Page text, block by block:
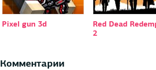
Pixel gun 3d
Red Dead
2
Комментарии